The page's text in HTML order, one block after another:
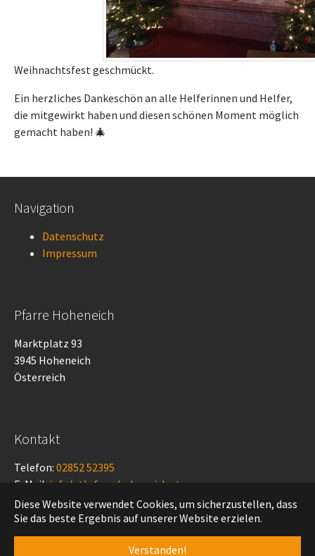
Diese Website verwendet Cookies, um sicherzustellen, dass
Sie das beste Ergebnis auf unserer Website erzielen.
Verstanden!
Weihnachtsfest geschmückt.
Ein herzliches Dankeschön an alle Helferinnen und Helfer,
die mitgewirkt haben und diesen schönen Moment möglich
gemacht haben! 🎄
Navigation
Datenschutz
Impressum
Pfarre Hoheneich
Marktplatz 93
3945 Hoheneich
Österreich
Kontakt
Telefon: 02852 52395
E-Mail: info(at)pfarrehoheneich.at